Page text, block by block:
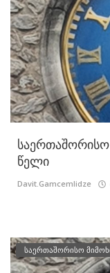
საერთაშორისო
წელი
Davit.Gamcemlidze
საერთაშორისო